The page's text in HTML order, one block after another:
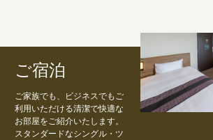
ご宿泊
ご家族でも、ビジネスでもご
利用いただける清潔で快適な
お部屋をご紹介いたします。
スタンダードなシングル・ツ